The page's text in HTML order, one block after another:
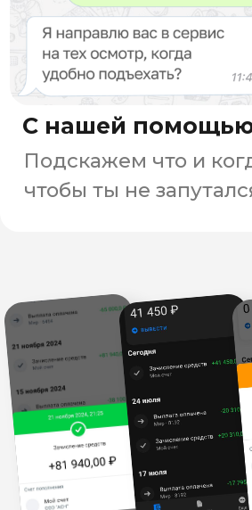
до 200 000 ₽ + бонусы
до 150 000 ₽ + бонусы
электробайки, розыгрыши,
поддержка и много заказов это
то, что мы гарантируем нашим
курьерам.
Автокурьер "Самокат"
Сборщик заказов "Самокат"
+ бонусы
до 150 000 ₽
ЗАПОЛНИТЬ
АНКЕТУ
4 простых шагадо
стабильного дохода